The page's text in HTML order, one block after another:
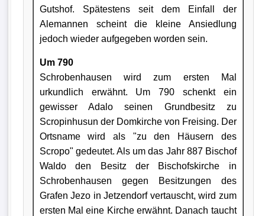
Gutshof. Spätestens seit dem Einfall der
Alemannen scheint die kleine Ansiedlung
jedoch wieder aufgegeben worden sein.
Um 790
Schrobenhausen wird zum ersten Mal
urkundlich erwähnt. Um 790 schenkt ein
gewisser Adalo seinen Grundbesitz zu
Scropinhusun der Domkirche von Freising. Der
Ortsname wird als "zu den Häusern des
Scropo" gedeutet. Als um das Jahr 887 Bischof
Waldo den Besitz der Bischofskirche in
Schrobenhausen gegen Besitzungen des
Grafen Jezo in Jetzendorf vertauscht, wird zum
ersten Mal eine Kirche erwähnt. Danach taucht